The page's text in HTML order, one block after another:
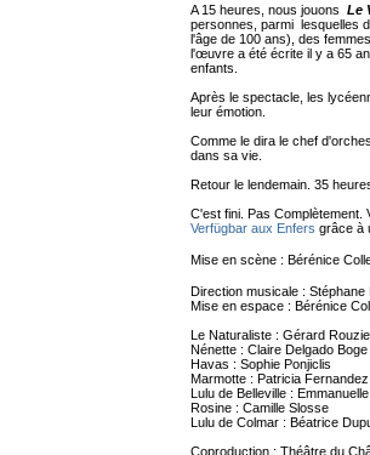
A 15 heures, nous jouons Le
personnes, parmi lesquelles
l'âge de 100 ans), des
l'œuvre a été écrite il y a 65
enfants.
Après le spectacle, les
leur émotion.
Comme le dira le chef
dans sa vie.
Retour le lendemain. 35
C'est fini. Pas
Verfügbar aux Enfers grâce à
Mise en scène : Bérénice
Direction musicale : Stéphane
Mise en espace : Bérénice
Le Naturaliste : Gérard
Nénette : Claire Delgado Boge
Havas : Sophie Ponjiclis
Marmotte : Patricia Fernandez
Lulu de Belleville :
Rosine : Camille Slosse
Lulu de Colmar : Béatrice
Coproduction : Théâtre du